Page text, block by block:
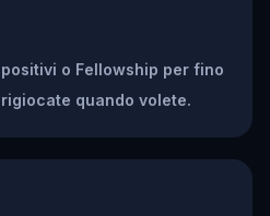
o Fellowship per fino
quando volete.